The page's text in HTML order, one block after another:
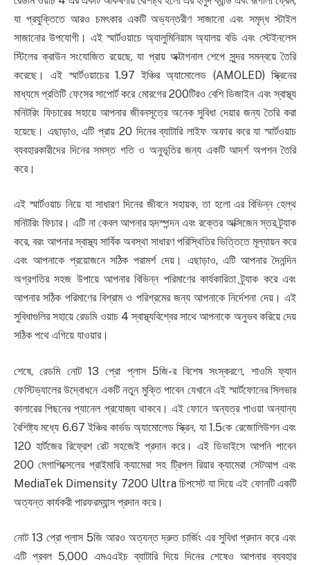
যা প্রযুক্তিতে আরও চমৎকার একটি অভ্যন্তরীণ সাজানো এবং সমৃদ্ধ স্টাইল
সাজানোর উপযোগী। এই স্মার্টওয়াচে অ্যালুমিনিয়াম অ্যালয় বডি এবং স্টেইনলেস
স্টিলের ক্রাউন সংযোজিত রয়েছে, যা প্রায় অক্টাগনাল শেপে সুন্দর সমন্বয়ে তৈরি
করেছে। এই স্মার্টওয়াচের 1.97 ইঞ্চির অ্যামোলেড (AMOLED) স্ক্রিনের
মাধ্যমে প্রতিটি ফেসের সাপোর্ট করে মোরগের 200টিরও বেশি ডিজাইন এবং স্বাস্থ্য
মনিটরিং ফিচারের সহায়ে আপনার জীবনসূত্রে অনেক সুবিধা দেয়ার জন্য তৈরি করা
হয়েছে। এছাড়াও, এটি প্রায় 20 দিনের ব্যাটারি লাইফ অফার করে যা স্মার্টওয়াচ
ব্যবহারকারীদের দিনের সমস্ত গতি ও অনুভূতির জন্য একটি আদর্শ অপশন তৈরি
করে।
এই স্মার্টওয়াচ নিয়ে যা সাধারণ দিনের জীবনে সহায়ক, তা হলো এর বিভিন্ন হেল্থ
মনিটরিং ফিচার। এটি না কেবল আপনার হৃদস্পন্দন এবং রক্তের অক্সিজেন স্তর ট্র্যাক
করে, বরং আপনার স্বাস্থ্য সার্বিক অবস্থা সাধারণ পরিস্থিতির ভিত্তিতে মূল্যায়ন করে
এবং আপনাকে প্রয়োজনে সঠিক পরামর্শ দেয়। এছাড়াও, এটি আপনার দৈনন্দিন
অগ্রগতির সহজ উপায়ে আপনার বিভিন্ন পরিমাণের কার্যকারিতা ট্র্যাক করে এবং
আপনার সঠিক পরিমাণের বিশ্রাম ও পরিশ্রমের জন্য আপনাকে নির্দেশনা দেয়। এই
সুবিধাগুলির সহায়ে রেডমি ওয়াচ 4 স্বাস্থ্যবিশ্বের সাথে আপনাকে অনুভব করিয়ে দেয়
সঠিক পথে এগিয়ে যাওয়ার।
শেষে, রেডমি নোট 13 প্রো প্লাস 5জি-র বিশেষ সংস্করণে, শাওমি ফ্যান
ফেস্টিভ্যালের উদ্বোধনে একটি নতুন মুক্তি পাবেন যেখানে এই স্মার্টফোনের সিলভার
কালারের পিছনের প্যানেল প্রযোজ্য থাকবে। এই ফোনে অন্যত্র পাওয়া অন্যান্য
বৈশিষ্ট্য মধ্যে 6.67 ইঞ্চির কার্ভড অ্যামোলেড স্ক্রিন, যা 1.5কে রেজোলিউশন এবং
120 হার্টজের রিফ্রেশ রেট সহজেই প্রদান করে। এই ডিভাইসে আপনি পাবেন
200 মেগাপিক্সেলের প্রাইমারি ক্যামেরা সহ ট্রিপল রিয়ার ক্যামেরা সেটআপ এবং
MediaTek Dimensity 7200 Ultra চিপসেট যা দিয়ে এই ফোনটি একটি
অত্যন্ত কার্যকরী পারফরম্যান্স প্রদান করে।
নোট 13 প্রো প্লাস 5জি আরও অত্যন্ত দ্রুত চার্জিং এর সুবিধা প্রদান করে এবং
এটি প্রবল 5,000 এমএএইচ ব্যাটারি দিয়ে দিনের শেষেও আপনার ব্যবহার